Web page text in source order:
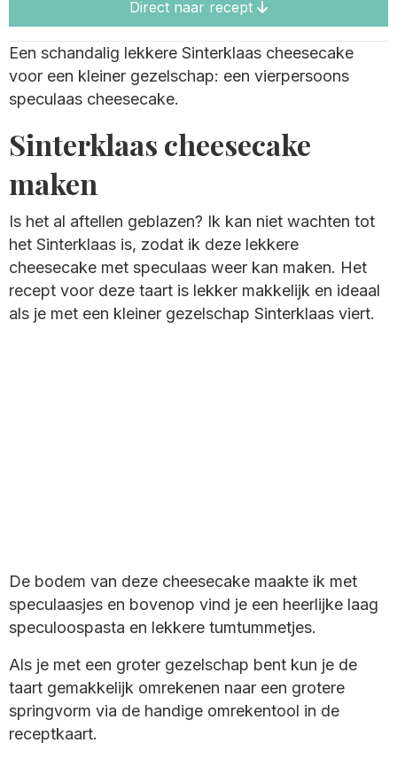
Direct naar recept
Een schandalig lekkere Sinterklaas cheesecake
voor een kleiner gezelschap: een vierpersoons
speculaas cheesecake.
Sinterklaas cheesecake
maken
Is het al aftellen geblazen? Ik kan niet wachten tot
het Sinterklaas is, zodat ik deze lekkere
cheesecake met speculaas weer kan maken. Het
recept voor deze taart is lekker makkelijk en ideaal
als je met een kleiner gezelschap Sinterklaas viert.
De bodem van deze cheesecake maakte ik met
speculaasjes en bovenop vind je een heerlijke laag
speculoospasta en lekkere tumtummetjes.
Als je met een groter gezelschap bent kun je de
taart gemakkelijk omrekenen naar een grotere
springvorm via de handige omrekentool in de
receptkaart.